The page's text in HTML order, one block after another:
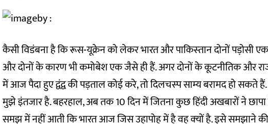
कैसी विडंबना है कि रूस-यूक्रेन को लेकर भारत और पाकिस्‍तान दोनों पड़ोसी एक
और दोनों के कारण भी कमोबेश एक जैसे ही हैं. अगर दोनों के कूटनीतिक और
में आज पैदा हुए द्वंद्व की पड़ताल कोई करे, तो दिलचस्‍प साम्‍य बरामद हो
मुझे इंतजार है. बहरहाल, अब तक 10 दिन में जितना कुछ हिंदी अखबारों ने
समझ में नहीं आती कि भारत आज जिस उहापोह में है वह क्‍यों है. इसे समझाने